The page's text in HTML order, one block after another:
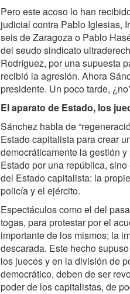
Pero este acoso lo han
judicial contra Pablo Iglesias,
seis de Zaragoza o Pablo
del seudo sindicato
Rodríguez, por una supuesta
recibió la agresión. Ahora
presidente. Un poco tarde,
El aparato de Estado, los
Sánchez habla de
Estado capitalista para crear
democráticamente la gestión
Estado por una república,
del Estado capitalista: la
policía y el ejército.
Espectáculos como el del
togas, para protestar por el
importante de los mismos; la
descarada. Este hecho
los jueces y en la división de
democrático, deben de ser
poder de los capitalistas, de